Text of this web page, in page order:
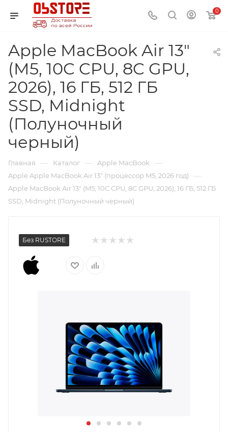
0
Apple MacBook Air 13"
(M5, 10C CPU, 8C GPU,
2026), 16 ГБ, 512 ГБ
SSD, Midnight
(Полуночный
черный)
Главная — Каталог — Apple MacBook —
Apple Apple MacBook Air 13" (процессор M5, 2026 год) —
Apple MacBook Air 13" (M5, 10C CPU, 8C GPU, 2026), 16 ГБ, 512 ГБ
SSD, Midnight (Полуночный черный)
Без RUSTORE